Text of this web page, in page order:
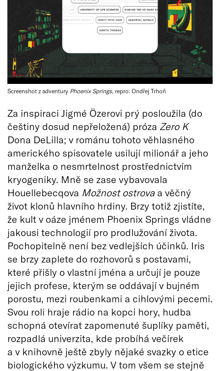
Screenshot z adventury Phoenix Springs, repro: Ondřej Trhoň
Za inspiraci Jigmé Özerovi prý posloužila (do
češtiny dosud nepřeložená) próza Zero K
Dona DeLilla; v románu tohoto věhlasného
amerického spisovatele usilují milionář a jeho
manželka o nesmrtelnost prostřednictvím
kryogeniky. Mně se zase vybavovala
Houellebecqova Možnost ostrova a věčný
život klonů hlavního hrdiny. Brzy totiž zjistíte,
že kult v oáze jménem Phoenix Springs vládne
jakousi technologií pro prodlužování života.
Pochopitelně není bez vedlejších účinků. Iris
se brzy zaplete do rozhovorů s postavami,
které přišly o vlastní jména a určují je pouze
jejich profese, kterým se oddávají v bujném
porostu, mezi roubenkami a cihlovými pecemi.
Svou roli hraje rádio na kopci hory, hudba
schopná otevírat zapomenuté šuplíky paměti,
rozpadlá univerzita, kde probíhá večírek
a v knihovně ještě zbyly nějaké svazky o etice
biologického výzkumu. V tom všem se stejně